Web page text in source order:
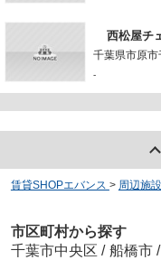
西松屋チ
千葉県市原市
-
賃貸SHOPエバンス > 周辺施
市区町村から探す
千葉市中央区 / 船橋市 /